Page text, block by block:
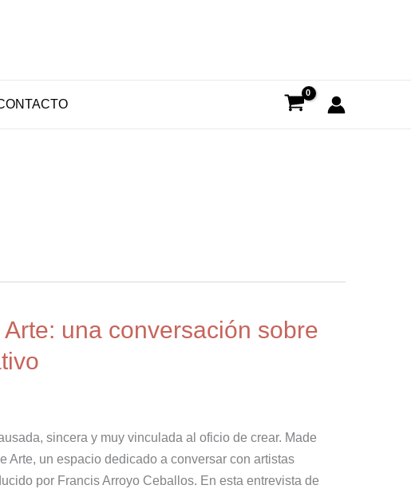
una conversación sobre
sincera y muy vinculada al oficio de crear. Made
Arte, un espacio dedicado a conversar con artistas
por Francis Arroyo Ceballos. En esta entrevista de